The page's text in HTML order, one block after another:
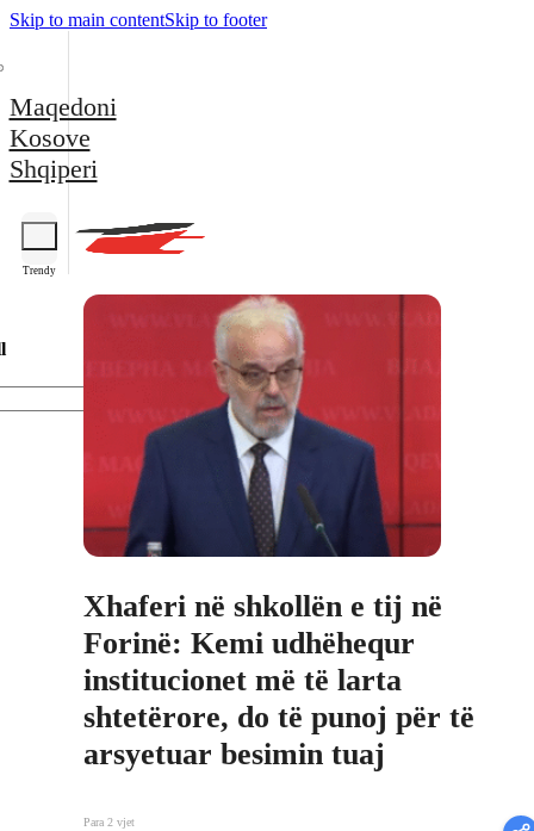
Skip to main contentSkip to footer
Maqedoni
Kosove
Shqiperi
Trendy
Xhaferi në shkollën e tij në
Forinë: Kemi udhëhequr
institucionet më të larta
shtetërore, do të punoj për të
arsyetuar besimin tuaj
Para 2 vjet